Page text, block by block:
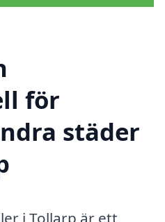
för
städer
i Tollarp är ett